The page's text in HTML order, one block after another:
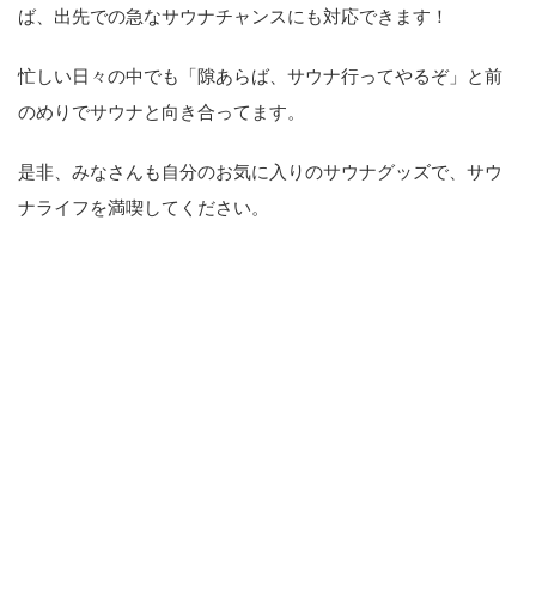
ば、出先での急なサウナチャンスにも対応できます！
忙しい日々の中でも「隙あらば、サウナ行ってやるぞ」と前
のめりでサウナと向き合ってます。
是非、みなさんも自分のお気に入りのサウナグッズで、サウ
ナライフを満喫してください。